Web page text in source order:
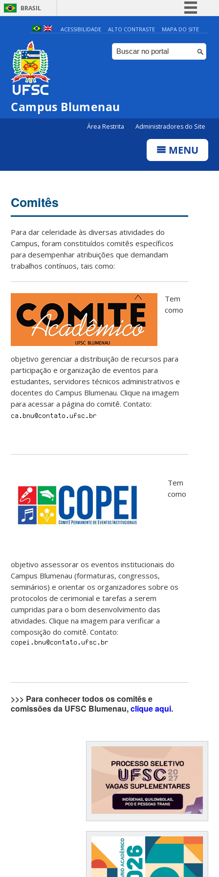
BRASIL
Simplifique!
Comunica BR
Participe
ACESSIBILIDADE ALTO CONTRASTE MAPA DO SITE
Campus Blumenau
Área Restrita Administradores do Site
MENU
Comitês
Para dar celeridade às diversas atividades do
Campus, foram constituídos comitês específicos
para desempenhar atribuições que demandam
trabalhos contínuos, tais como:
Tem
como
objetivo gerenciar a distribuição de recursos para
participação e organização de eventos para
estudantes, servidores técnicos administrativos e
docentes do Campus Blumenau. Clique na imagem
para acessar a página do comitê. Contato:
Tem
como
objetivo assessorar os eventos institucionais do
Campus Blumenau (formaturas, congressos,
seminários) e orientar os organizadores sobre os
protocolos de cerimonial e tarefas a serem
cumpridas para o bom desenvolvimento das
atividades. Clique na imagem para verificar a
composição do comitê. Contato:
>>> Para conhecer todos os comitês e
comissões da UFSC Blumenau,clique aqui.